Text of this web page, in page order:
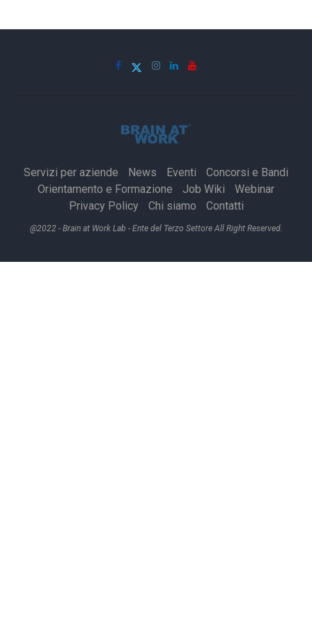
Servizi per aziende News Eventi
Concorsi e Bandi
Orientamento e Formazione
Job Wiki
Webinar
Privacy Policy
Chi siamo Contatti
@2022 - Brain at Work Lab - Ente del Terzo Settore All Right Reserved.